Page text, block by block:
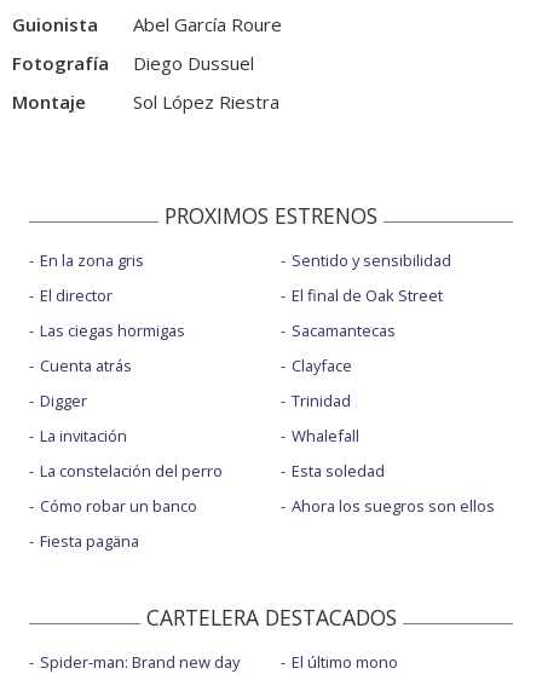
Guionista
Abel García Roure
Fotografía
Diego Dussuel
Montaje
Sol López Riestra
PROXIMOS ESTRENOS
En la zona gris
El director
Las ciegas hormigas
Cuenta atrás
Digger
La invitación
La constelación del perro
Cómo robar un banco
Fiesta pagäna
Sentido y sensibilidad
El final de Oak Street
Sacamantecas
Clayface
Trinidad
Whalefall
Esta soledad
Ahora los suegros son ellos
CARTELERA DESTACADOS
Spider-man: Brand new day
El último mono